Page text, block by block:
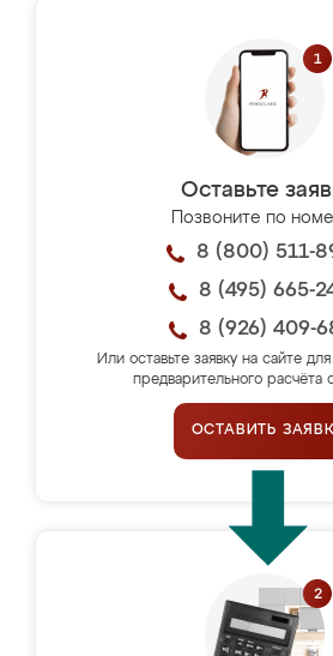
Оставьте
Позвоните по
8 (800) 511-
8 (495) 665-
8 (926) 409-
Или оставьте заявку на сайте
предварительного расчёта
ОСТАВИТЬ